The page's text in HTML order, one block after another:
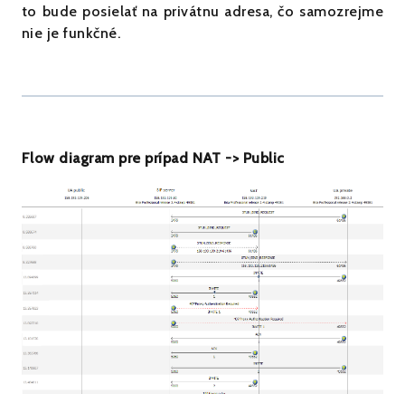
to bude posielať na privátnu adresa, čo samozrejme
nie je funkčné.
Flow diagram pre prípad NAT -> Public